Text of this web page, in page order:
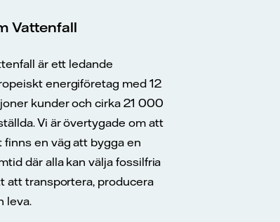
Vattenfall
är ett ledande
energiföretag med 12
kunder och cirka 21 000
Vi är övertygade om att
finns en väg att bygga en
där alla kan välja fossilfria
att transportera, producera
leva.